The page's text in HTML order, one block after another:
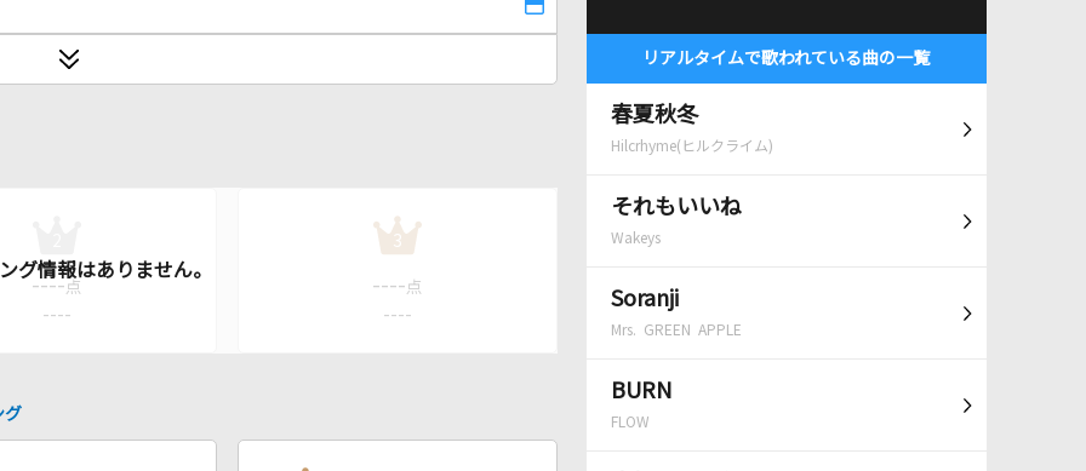
リアルタイムで歌われている曲の一覧
春夏秋冬
Hilcrhyme(ヒルクライム)
それもいいね
Wakeys
Soranji
Mrs. GREEN APPLE
BURN
FLOW
---- 点
----
3
---- 点
----
グ